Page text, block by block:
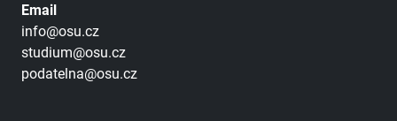
Email
info@osu.cz
studium@osu.cz
podatelna@osu.cz